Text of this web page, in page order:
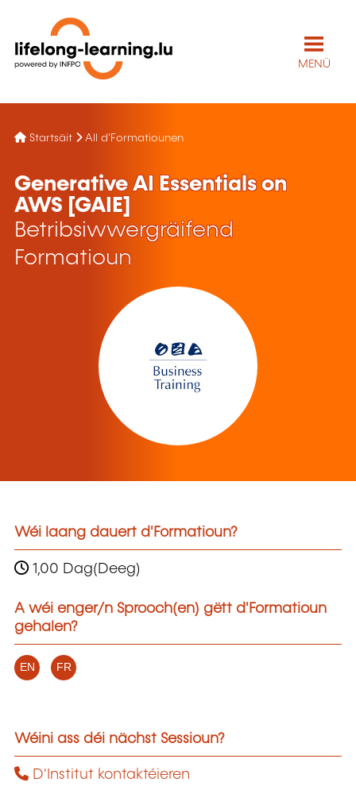
MENÜ
Startsäit All d'Formatiounen
Generative AI Essentials on
AWS [GAIE]
Betribsiwwergräifend
Formatioun
Wéi laang dauert d'Formatioun?
1,00 Dag(Deeg)
A wéi enger/n Sprooch(en) gëtt d'Formatioun
gehalen?
EN FR
Wéini ass déi nächst Sessioun?
D'Institut kontaktéieren